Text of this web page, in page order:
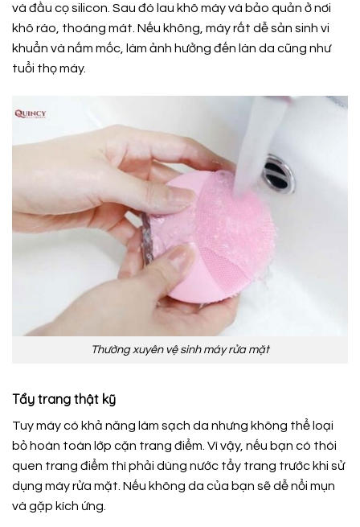
và đầu cọ silicon. Sau đó lau khô máy và bảo quản ở nơi
khô ráo, thoáng mát. Nếu không, máy rất dễ sản sinh vi
khuẩn và nấm mốc, làm ảnh hưởng đến làn da cũng như
tuổi thọ máy.
Thường xuyên vệ sinh máy rửa mặt
Tẩy trang thật kỹ
Tuy máy có khả năng làm sạch da nhưng không thể loại
bỏ hoàn toàn lớp cặn trang điểm. Vì vậy, nếu bạn có thói
quen trang điểm thì phải dùng nước tẩy trang trước khi sử
dụng máy rửa mặt. Nếu không da của bạn sẽ dễ nổi mụn
và gặp kích ứng.